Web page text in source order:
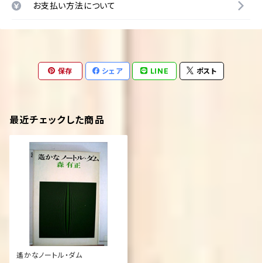
お支払い方法について
保存 シェア LINE ポスト
最近チェックした商品
遙かなノートル・ダム